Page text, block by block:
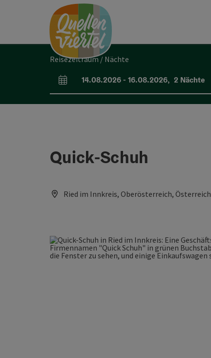
Zum InhaltAccesskey
[0]
Zur NavigationAccesskey
Zum Seitenanfang Accesskey
Reisezeitraum / Nächte
An- und Abreisefelder
14.08.2026- 16.08.2026, 2 Nächte
Quick-Schuh
Ried im Innkreis, Oberösterreich, Österreich